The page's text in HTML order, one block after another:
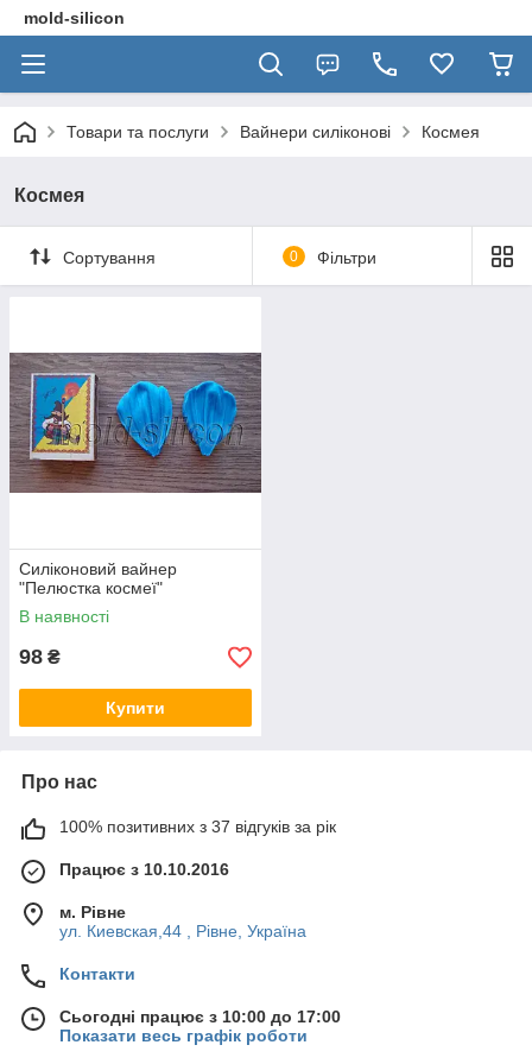
mold-silicon
Товари та послуги Вайнери силіконові Космея
Космея
Сортування 0 Фільтри
Силіконовий вайнер
"Пелюстка космеї"
В наявності
98 ₴
Купити
Про нас
100% позитивних з 37 відгуків за рік
Працює з 10.10.2016
м. Рівне
ул. Киевская,44 , Рівне, Україна
Контакти
Сьогодні працює з 10:00 до 17:00
Показати весь графік роботи